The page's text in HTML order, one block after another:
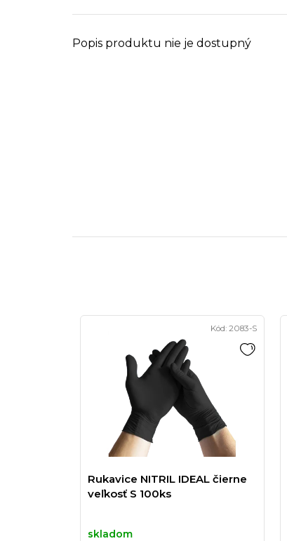
Popis produktu nie je dostupný
Rukavice NITRIL IDEAL čierne
veľkosť S 100ks
skladom
Kód: 2083-S